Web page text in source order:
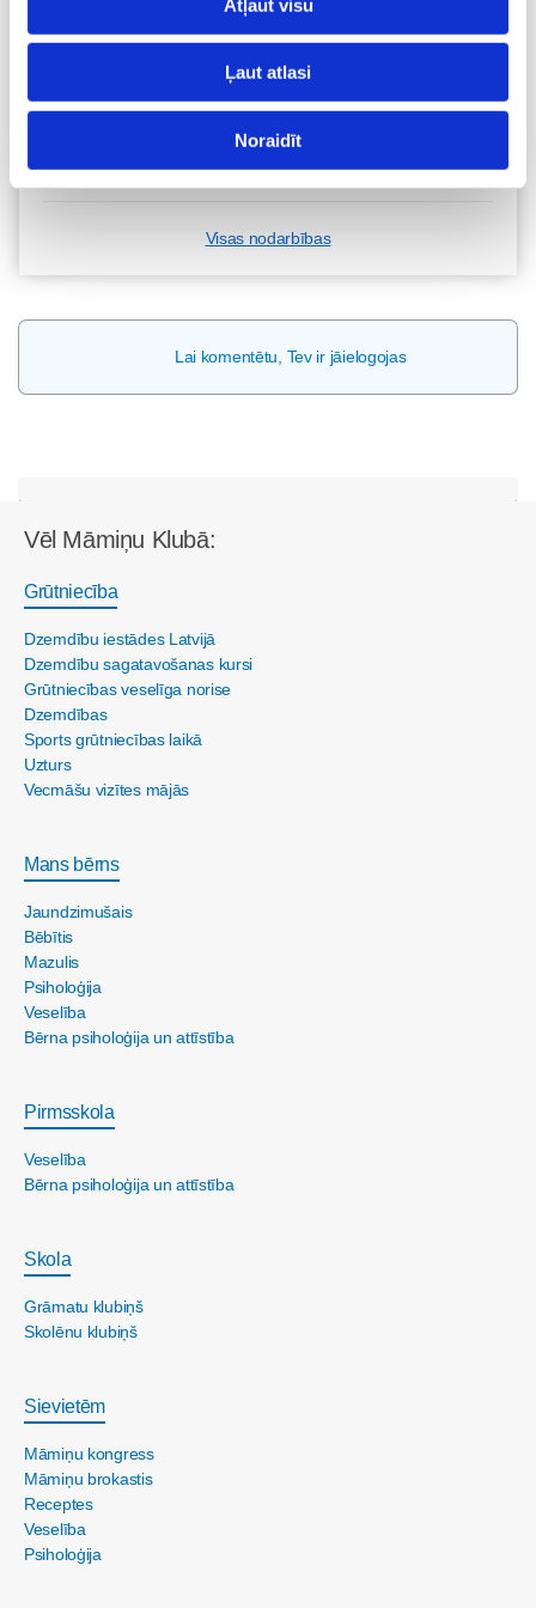
Atļaut visu
Ļaut atlasi
Noraidīt
Diānas Zandes lekcija TIEŠSAISTĒ
Brīvo vietu skaits:7
Visas nodarbības
Lai komentētu, Tev ir jāielogojas
Vēl Māmiņu Klubā:
Grūtniecība
Dzemdību iestādes Latvijā
Dzemdību sagatavošanas kursi
Grūtniecības veselīga norise
Dzemdības
Sports grūtniecības laikā
Uzturs
Vecmāšu vizītes mājās
Mans bērns
Jaundzimušais
Bēbītis
Mazulis
Psiholoģija
Veselība
Bērna psiholoģija un attīstība
Pirmsskola
Veselība
Bērna psiholoģija un attīstība
Skola
Grāmatu klubiņš
Skolēnu klubiņš
Sievietēm
Māmiņu kongress
Māmiņu brokastis
Receptes
Veselība
Psiholoģija